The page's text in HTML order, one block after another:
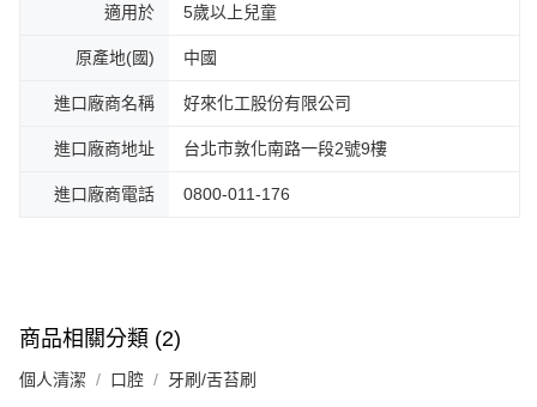
適用於 5歲以上兒童
原產地(國) 中國
進口廠商名稱 好來化工股份有限公司
進口廠商地址 台北市敦化南路一段2號9樓
進口廠商電話 0800-011-176
商品相關分類 (2)
個人清潔 口腔 牙刷/舌苔刷